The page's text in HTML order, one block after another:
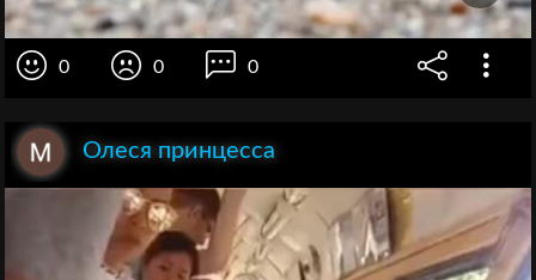
0 0 0
Олеся принцесса